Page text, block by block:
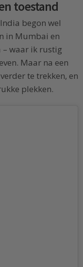
toestand
begon wel
in Mumbai en
– waar ik rustig
Maar na een
te trekken, en
plekken.